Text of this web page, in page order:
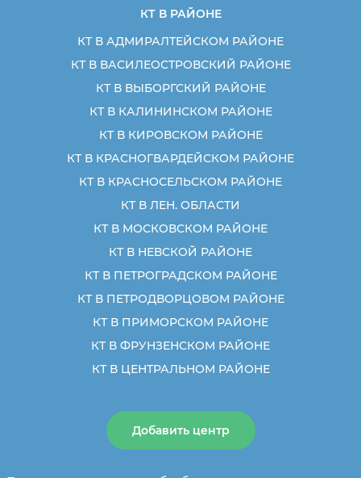
КТ В РАЙОНЕ
КТ В АДМИРАЛТЕЙСКОМ РАЙОНЕ
КТ В ВАСИЛЕОСТРОВСКИЙ РАЙОНЕ
КТ В ВЫБОРГСКИЙ РАЙОНЕ
КТ В КАЛИНИНСКОМ РАЙОНЕ
КТ В КИРОВСКОМ РАЙОНЕ
КТ В КРАСНОГВАРДЕЙСКОМ РАЙОНЕ
КТ В КРАСНОСЕЛЬСКОМ РАЙОНЕ
КТ В ЛЕН. ОБЛАСТИ
КТ В МОСКОВСКОМ РАЙОНЕ
КТ В НЕВСКОЙ РАЙОНЕ
КТ В ПЕТРОГРАДСКОМ РАЙОНЕ
КТ В ПЕТРОДВОРЦОВОМ РАЙОНЕ
КТ В ПРИМОРСКОМ РАЙОНЕ
КТ В ФРУНЗЕНСКОМ РАЙОНЕ
КТ В ЦЕНТРАЛЬНОМ РАЙОНЕ
Добавить центр